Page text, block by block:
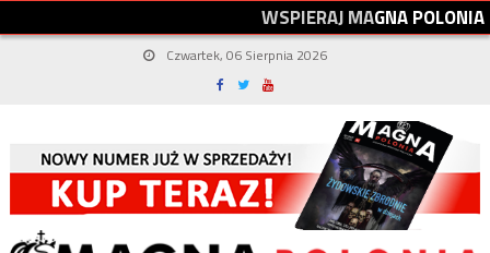
WSPIERAJMAGNAPOLONIA
Czwartek, 06 Sierpnia 2026